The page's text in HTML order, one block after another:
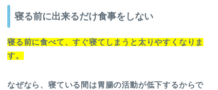
寝る前に出来るだけ食事をしない
寝る前に食べて、すぐ寝てしまうと太りやすくなりま
す。
なぜなら、寝ている間は胃腸の活動が低下するからで